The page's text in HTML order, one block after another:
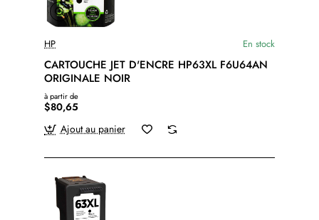
HP En stock
CARTOUCHE JET D'ENCRE HP63XL F6U64AN
ORIGINALE NOIR
à partir de
$80,65
Ajout au panier